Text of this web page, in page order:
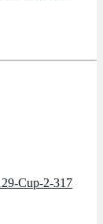
Cup-2-317